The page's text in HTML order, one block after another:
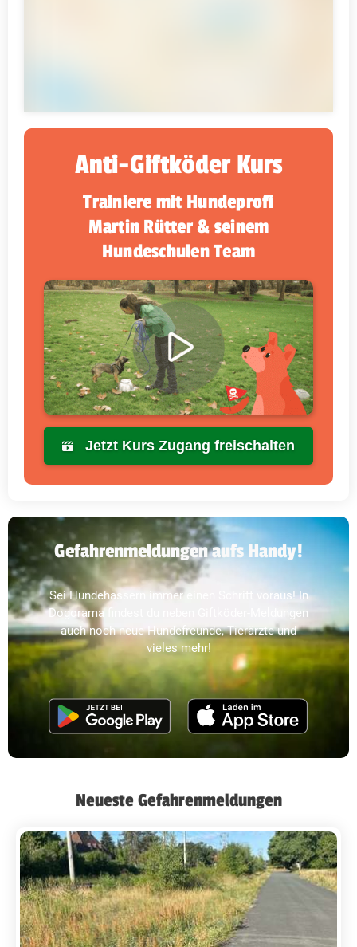
Anti-Giftköder Kurs
Trainiere mit Hundeprofi
Martin Rütter & seinem
Hundeschulen Team
Jetzt Kurs Zugang freischalten
Gefahrenmeldungen aufs Handy!
Sei Hundehassern immer einen Schritt voraus! In
Dogorama findest du neben Giftköder-Meldungen
auch noch neue Hundefreunde, Tierärzte und
vieles mehr!
Neueste Gefahrenmeldungen